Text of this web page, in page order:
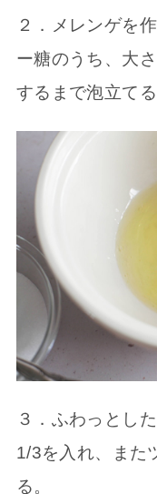
２．メレンゲを
ー糖のうち、大
するまで泡立てる
３．ふわっとし
1/3を入れ、また
る。